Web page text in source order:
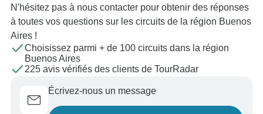
N'hésitez pas à nous contacter pour obtenir des réponses
à toutes vos questions sur les circuits de la région Buenos
Aires !
Choisissez parmi + de 100 circuits dans la région
Buenos Aires
225 avis vérifiés des clients de TourRadar
Écrivez-nous un message